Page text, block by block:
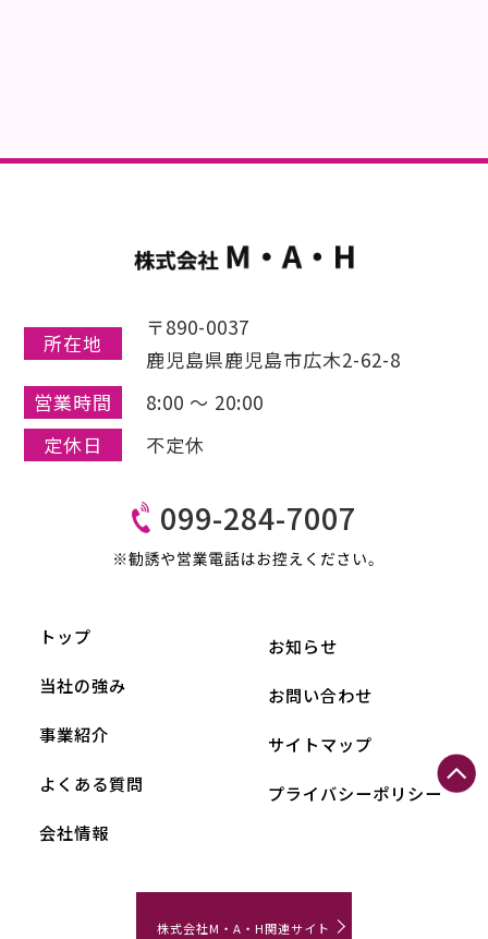
所在地
〒890-0037
鹿児島県鹿児島市広木2-62-8
営業時間
8:00 〜 20:00
定休日
不定休
099-284-7007
トップ
当社の強み
事業紹介
よくある質問
会社情報
お知らせ
お問い合わせ
サイトマップ
プライバシーポリシー
株式会社M・A・H関連サイト